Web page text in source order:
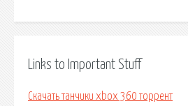
Links to Important Stuff
Скачать танчики xbox 360 торрент